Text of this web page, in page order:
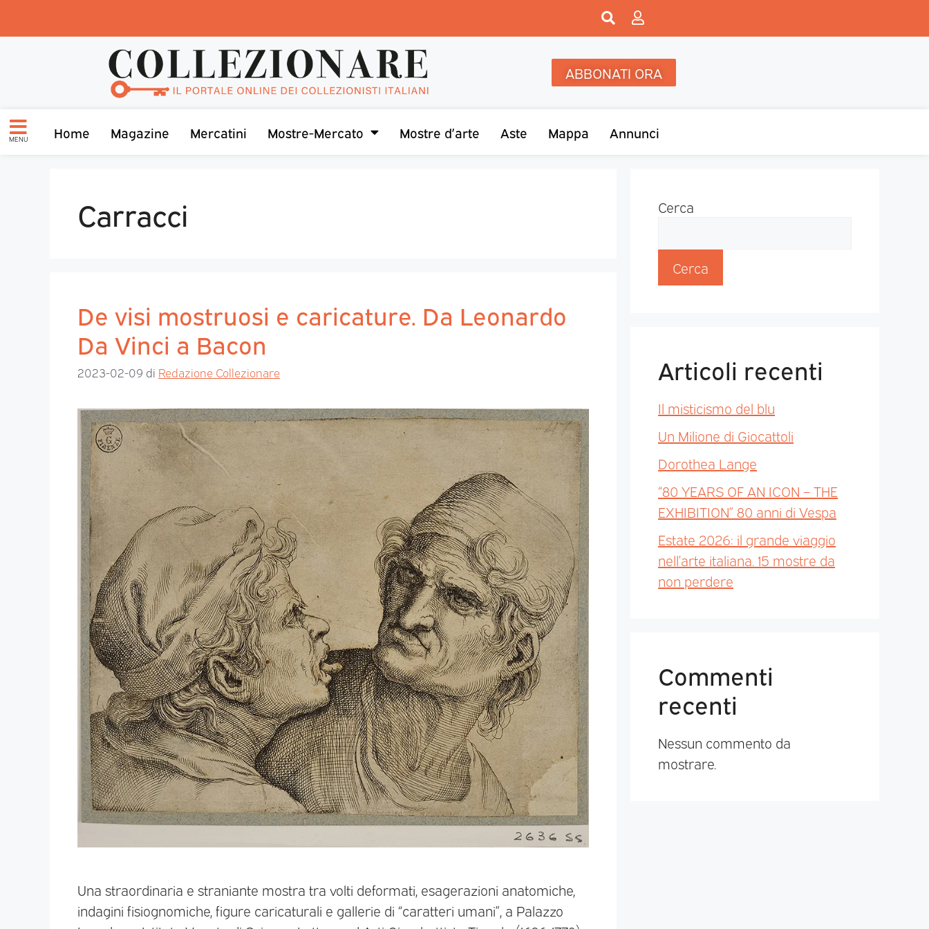
ABBONATI ORA
MENU Home Magazine Mercatini Mostre-Mercato Mostre d’arte Aste Mappa Annunci
Carracci
De visi mostruosi e caricature. Da Leonardo
Da Vinci a Bacon
2023-02-09 di Redazione Collezionare
Una straordinaria e straniante mostra tra volti deformati, esagerazioni anatomiche,
indagini fisiognomiche, figure caricaturali e gallerie di “caratteri umani”, a Palazzo
Cerca
Cerca
Articoli recenti
Il misticismo del blu
Un Milione di Giocattoli
Dorothea Lange
“80 YEARS OF AN ICON – THE
EXHIBITION” 80 anni di Vespa
Estate 2026: il grande viaggio
nell’arte italiana. 15 mostre da
non perdere
Commenti
recenti
Nessun commento da
mostrare.